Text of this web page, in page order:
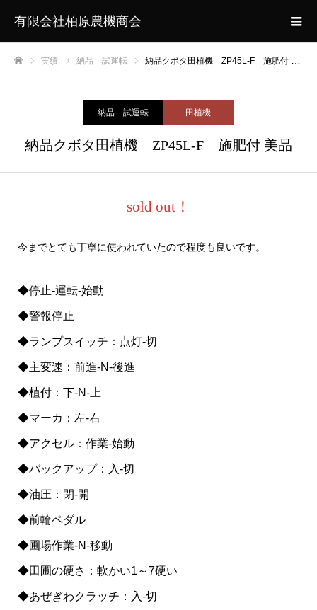
有限会社柏原農機商会
実績 納品 試運転 納品クボタ田植機 ZP45L-F 施肥付 美品
納品 試運転 田植機
納品クボタ田植機 ZP45L-F 施肥付 美品
sold out！
今までとても丁寧に使われていたので程度も良いです。
◆停止-運転-始動
◆警報停止
◆ランプスイッチ：点灯-切
◆主変速：前進-N-後進
◆植付：下-N-上
◆マーカ：左-右
◆アクセル：作業-始動
◆バックアップ：入-切
◆油圧：閉-開
◆前輪ペダル
◆圃場作業-N-移動
◆田圃の硬さ：軟かい1～7硬い
◆あぜぎわクラッチ：入-切